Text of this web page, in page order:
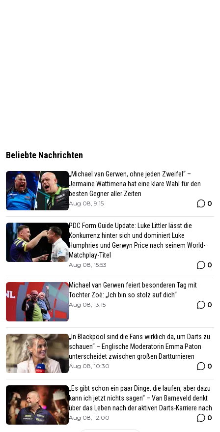
Beliebte Nachrichten
„Michael van Gerwen, ohne jeden Zweifel“ –
Jermaine Wattimena hat eine klare Wahl für den
besten Gegner aller Zeiten
Aug 08, 9:15 0
PDC Form Guide Update: Luke Littler lässt die
Konkurrenz hinter sich und dominiert Luke
Humphries und Gerwyn Price nach seinem World-
Matchplay-Titel
Aug 08, 15:53 0
Michael van Gerwen feiert besonderen Tag mit
Tochter Zoë: „Ich bin so stolz auf dich“
Aug 08, 13:15 0
„In Blackpool sind die Fans wirklich da, um Darts zu
schauen“ – Englische Moderatorin Emma Paton
unterscheidet zwischen großen Dartturnieren
Aug 08, 10:30 0
„Es gibt schon ein paar Dinge, die laufen, aber dazu
kann ich jetzt nichts sagen“ – Van Barneveld denkt
über das Leben nach der aktiven Darts-Karriere nach
Aug 08, 12:00 0